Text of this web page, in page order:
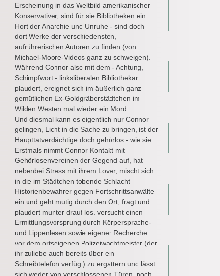
Erscheinung in das Weltbild amerikanischer
Konservativer, sind für sie Bibliotheken ein
Hort der Anarchie und Unruhe - sind doch
dort Werke der verschiedensten,
aufrührerischen Autoren zu finden (von
Michael-Moore-Videos ganz zu schweigen).
Während Connor also mit dem - Achtung,
Schimpfwort - linksliberalen Bibliothekar
plaudert, ereignet sich im äußerlich ganz
gemütlichen Ex-Goldgräberstädtchen im
Wilden Westen mal wieder ein Mord.
Und diesmal kann es eigentlich nur Connor
gelingen, Licht in die Sache zu bringen, ist der
Haupttatverdächtige doch gehörlos - wie sie.
Erstmals nimmt Connor Kontakt mit
Gehörlosenvereinen der Gegend auf, hat
nebenbei Stress mit ihrem Lover, mischt sich
in die im Städtchen tobende Schlacht
Historienbewahrer gegen Fortschrittsanwälte
ein und geht mutig durch den Ort, fragt und
plaudert munter drauf los, versucht einen
Ermittlungsvorsprung durch Körpersprache-
und Lippenlesen sowie eigener Recherche
vor dem ortseigenen Polizeiwachtmeister (der
ihr zuliebe auch bereits über ein
Schreibtelefon verfügt) zu ergattern und lässt
sich weder von verschlossenen Türen, noch